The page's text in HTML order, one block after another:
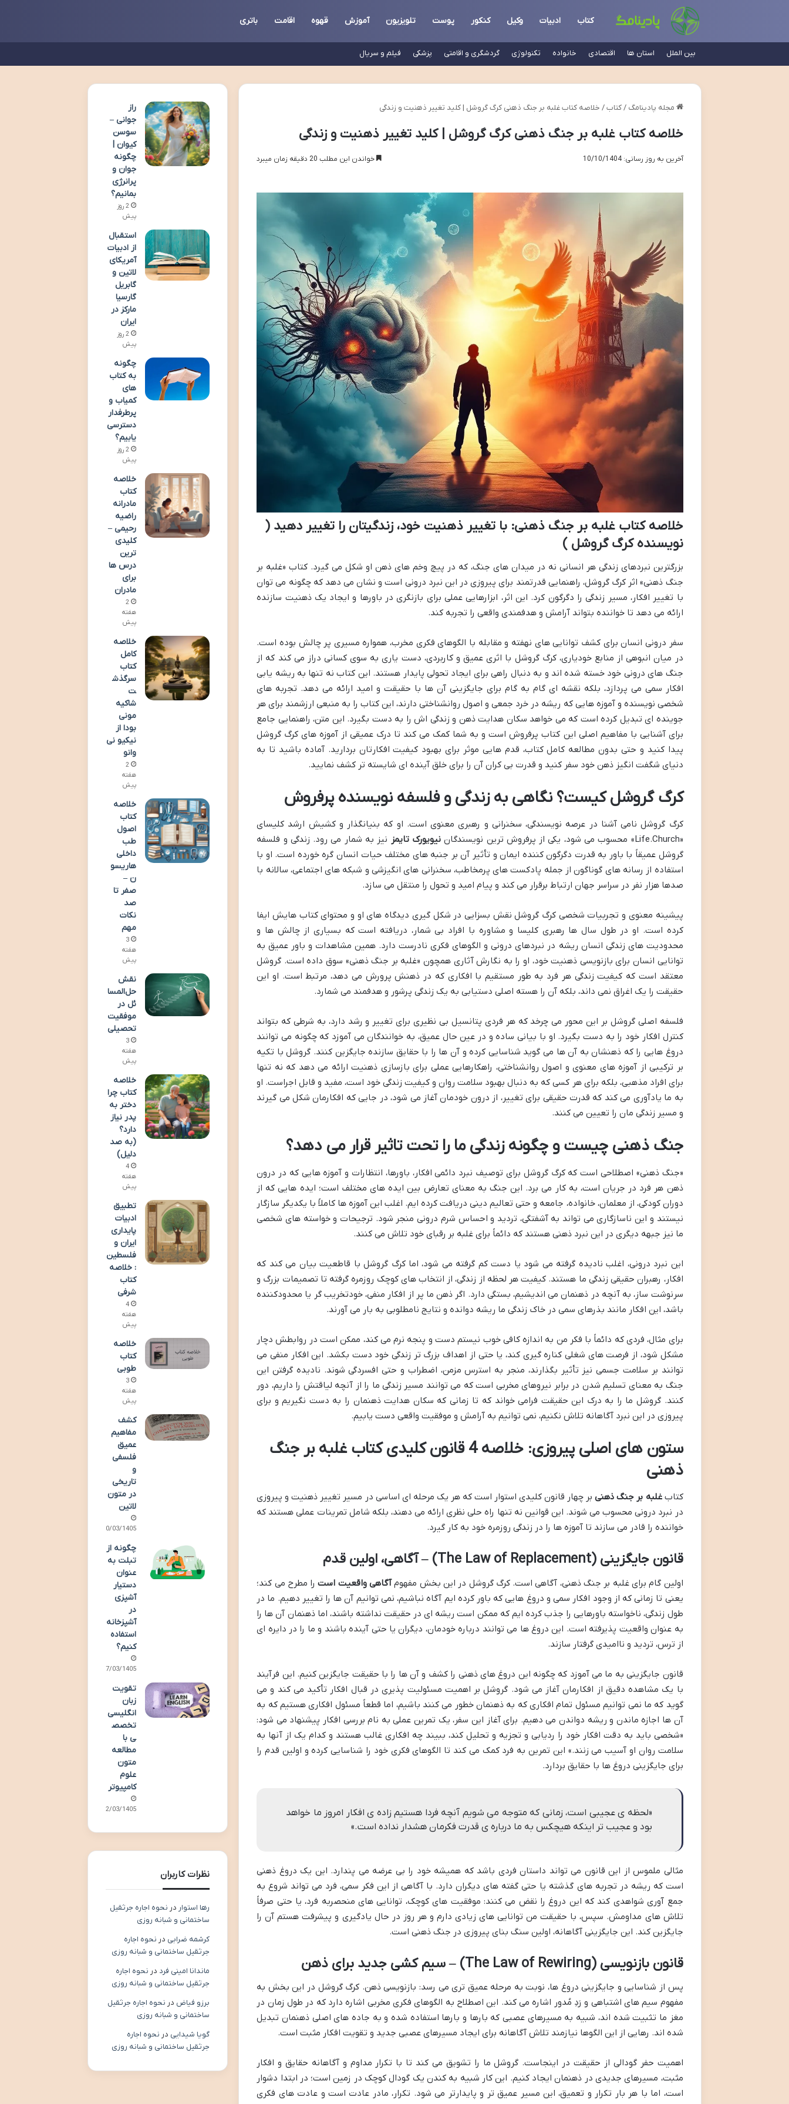
کتاب ادبیات وکیل کنکور پوست تلویزیون آموزش قهوه اقامت باتری
بین الملل استان ها اقتصادی خانواده تکنولوژی گردشگری و اقامتی پزشکی فیلم و سریال
مجله پادینامگ / کتاب / خلاصه کتاب غلبه بر جنگ ذهنی کرگ گروشل | کلید تغییر ذهنیت و زندگی
خلاصه کتاب غلبه بر جنگ ذهنی کرگ گروشل | کلید تغییر ذهنیت و زندگی
آخرین به روز رسانی: 10/10/1404 خواندن این مطلب 20 دقیقه زمان میبرد
خلاصه کتاب غلبه بر جنگ ذهنی: با تغییر ذهنیت خود، زندگیتان را تغییر دهید (
نویسنده کرگ گروشل )
بزرگترین نبردهای زندگی هر انسانی نه در میدان های جنگ، که در پیچ وخم های ذهن او شکل می گیرد. کتاب «غلبه بر
جنگ ذهنی» اثر کرگ گروشل، راهنمایی قدرتمند برای پیروزی در این نبرد درونی است و نشان می دهد که چگونه می توان
با تغییر افکار، مسیر زندگی را دگرگون کرد. این اثر، ابزارهایی عملی برای بازنگری در باورها و ایجاد یک ذهنیت سازنده
ارائه می دهد تا خواننده بتواند آرامش و هدفمندی واقعی را تجربه کند.
سفر درونی انسان برای کشف توانایی های نهفته و مقابله با الگوهای فکری مخرب، همواره مسیری پر چالش بوده است.
در میان انبوهی از منابع خودیاری، کرگ گروشل با اثری عمیق و کاربردی، دست یاری به سوی کسانی دراز می کند که از
جنگ های درونی خود خسته شده اند و به دنبال راهی برای ایجاد تحولی پایدار هستند. این کتاب نه تنها به ریشه یابی
افکار سمی می پردازد، بلکه نقشه ای گام به گام برای جایگزینی آن ها با حقیقت و امید ارائه می دهد. تجربه های
شخصی نویسنده و آموزه هایی که ریشه در خرد جمعی و اصول روانشناختی دارند، این کتاب را به منبعی ارزشمند برای هر
جوینده ای تبدیل کرده است که می خواهد سکان هدایت ذهن و زندگی اش را به دست بگیرد. این متن، راهنمایی جامع
برای آشنایی با مفاهیم اصلی این کتاب پرفروش است و به شما کمک می کند تا درک عمیقی از آموزه های کرگ گروشل
پیدا کنید و حتی بدون مطالعه کامل کتاب، قدم هایی موثر برای بهبود کیفیت افکارتان بردارید. آماده باشید تا به
دنیای شگفت انگیز ذهن خود سفر کنید و قدرت بی کران آن را برای خلق آینده ای شایسته تر کشف نمایید.
کرگ گروشل کیست؟ نگاهی به زندگی و فلسفه نویسنده پرفروش
کرگ گروشل نامی آشنا در عرصه نویسندگی، سخنرانی و رهبری معنوی است. او که بنیانگذار و کشیش ارشد کلیسای
«Life.Church» محسوب می شود، یکی از پرفروش ترین نویسندگان
نیویورک تایمز نیز به شمار می رود. زندگی و فلسفه
گروشل عمیقاً با باور به قدرت دگرگون کننده ایمان و تأثیر آن بر جنبه های مختلف حیات انسان گره خورده است. او با
استفاده از رسانه های گوناگون از جمله پادکست های پرمخاطب، سخنرانی های انگیزشی و شبکه های اجتماعی، سالانه با
صدها هزار نفر در سراسر جهان ارتباط برقرار می کند و پیام امید و تحول را منتقل می سازد.
پیشینه معنوی و تجربیات شخصی کرگ گروشل نقش بسزایی در شکل گیری دیدگاه های او و محتوای کتاب هایش ایفا
کرده است. او در طول سال ها رهبری کلیسا و مشاوره با افراد بی شمار، دریافته است که بسیاری از چالش ها و
محدودیت های زندگی انسان ریشه در نبردهای درونی و الگوهای فکری نادرست دارد. همین مشاهدات و باور عمیق به
توانایی انسان برای بازنویسی ذهنیت خود، او را به نگارش آثاری همچون «غلبه بر جنگ ذهنی» سوق داده است. گروشل
معتقد است که کیفیت زندگی هر فرد به طور مستقیم با افکاری که در ذهنش پرورش می دهد، مرتبط است. او این
حقیقت را یک اغراق نمی داند، بلکه آن را هسته اصلی دستیابی به یک زندگی پرشور و هدفمند می شمارد.
فلسفه اصلی گروشل بر این محور می چرخد که هر فردی پتانسیل بی نظیری برای تغییر و رشد دارد، به شرطی که بتواند
کنترل افکار خود را به دست بگیرد. او با بیانی ساده و در عین حال عمیق، به خوانندگان می آموزد که چگونه می توانند
دروغ هایی را که ذهنشان به آن ها می گوید شناسایی کرده و آن ها را با حقایق سازنده جایگزین کنند. گروشل با تکیه
بر ترکیبی از آموزه های معنوی و اصول روانشناختی، راهکارهایی عملی برای بازسازی ذهنیت ارائه می دهد که نه تنها
برای افراد مذهبی، بلکه برای هر کسی که به دنبال بهبود سلامت روان و کیفیت زندگی خود است، مفید و قابل اجراست. او
به ما یادآوری می کند که قدرت حقیقی برای تغییر، از درون خودمان آغاز می شود، در جایی که افکارمان شکل می گیرند
و مسیر زندگی مان را تعیین می کنند.
جنگ ذهنی چیست و چگونه زندگی ما را تحت تاثیر قرار می دهد؟
«جنگ ذهنی» اصطلاحی است که کرگ گروشل برای توصیف نبرد دائمی افکار، باورها، انتظارات و آموزه هایی که در درون
ذهن هر فرد در جریان است، به کار می برد. این جنگ به معنای تعارض بین ایده های مختلف است؛ ایده هایی که از
دوران کودکی، از معلمان، خانواده، جامعه و حتی تعالیم دینی دریافت کرده ایم. اغلب این آموزه ها کاملاً با یکدیگر سازگار
نیستند و این ناسازگاری می تواند به آشفتگی، تردید و احساس شرم درونی منجر شود. ترجیحات و خواسته های شخصی
ما نیز جبهه دیگری در این نبرد ذهنی هستند که دائماً برای غلبه بر رقبای خود تلاش می کنند.
این نبرد درونی، اغلب نادیده گرفته می شود یا دست کم گرفته می شود، اما کرگ گروشل با قاطعیت بیان می کند که
افکار، رهبران حقیقی زندگی ما هستند. کیفیت هر لحظه از زندگی، از انتخاب های کوچک روزمره گرفته تا تصمیمات بزرگ و
سرنوشت ساز، به آنچه در ذهنمان می اندیشیم، بستگی دارد. اگر ذهن ما پر از افکار منفی، خودتخریب گر یا محدودکننده
باشد، این افکار مانند بذرهای سمی در خاک زندگی ما ریشه دوانده و نتایج نامطلوبی به بار می آورند.
برای مثال، فردی که دائماً با فکر من به اندازه کافی خوب نیستم دست و پنجه نرم می کند، ممکن است در روابطش دچار
مشکل شود، از فرصت های شغلی کناره گیری کند، یا حتی از اهداف بزرگ تر زندگی خود دست بکشد. این افکار منفی می
توانند بر سلامت جسمی نیز تأثیر بگذارند، منجر به استرس مزمن، اضطراب و حتی افسردگی شوند. نادیده گرفتن این
جنگ به معنای تسلیم شدن در برابر نیروهای مخربی است که می توانند مسیر زندگی ما را از آنچه لیاقتش را داریم، دور
کنند. گروشل ما را به درک این حقیقت فرامی خواند که تا زمانی که سکان هدایت ذهنمان را به دست نگیریم و برای
پیروزی در این نبرد آگاهانه تلاش نکنیم، نمی توانیم به آرامش و موفقیت واقعی دست یابیم.
ستون های اصلی پیروزی: خلاصه 4 قانون کلیدی کتاب غلبه بر جنگ
ذهنی
کتابغلبه بر جنگ ذهنیبر چهار قانون کلیدی استوار است که هر یک مرحله ای اساسی در مسیر تغییر ذهنیت و پیروزی
در نبرد درونی محسوب می شوند. این قوانین نه تنها راه حلی نظری ارائه می دهند، بلکه شامل تمرینات عملی هستند که
خواننده را قادر می سازند تا آموزه ها را در زندگی روزمره خود به کار گیرد.
قانون جایگزینی (The Law of Replacement) – آگاهی، اولین قدم
اولین گام برای غلبه بر جنگ ذهنی، آگاهی است. کرگ گروشل در این بخش مفهومآگاهی واقعیت استرا مطرح می کند؛
یعنی تا زمانی که از وجود افکار سمی و دروغ هایی که باور کرده ایم آگاه نباشیم، نمی توانیم آن ها را تغییر دهیم. ما در
طول زندگی، ناخواسته باورهایی را جذب کرده ایم که ممکن است ریشه ای در حقیقت نداشته باشند، اما ذهنمان آن ها را
به عنوان واقعیت پذیرفته است. این دروغ ها می توانند درباره خودمان، دیگران یا حتی آینده باشند و ما را در دایره ای
از ترس، تردید و ناامیدی گرفتار سازند.
قانون جایگزینی به ما می آموزد که چگونه این دروغ های ذهنی را کشف و آن ها را با حقیقت جایگزین کنیم. این فرآیند
با یک مشاهده دقیق از افکارمان آغاز می شود. گروشل بر اهمیت مسئولیت پذیری در قبال افکار تأکید می کند و می
گوید که ما نمی توانیم مسئول تمام افکاری که به ذهنمان خطور می کنند باشیم، اما قطعاً مسئول افکاری هستیم که به
آن ها اجازه ماندن و ریشه دواندن می دهیم. برای آغاز این سفر، یک تمرین عملی به نام بررسی افکار پیشنهاد می شود:
«شخصی باید به دقت افکار خود را ردیابی و تجزیه و تحلیل کند، ببیند چه افکاری غالب هستند و کدام یک از آنها به
سلامت روان او آسیب می زنند.» این تمرین به فرد کمک می کند تا الگوهای فکری خود را شناسایی کرده و اولین قدم را
برای جایگزینی دروغ ها با حقایق بردارد.
«لحظه ی عجیبی است، زمانی که متوجه می شویم آنچه فردا هستیم زاده ی افکار امروز ما خواهد
بود و عجیب تر اینکه هیچکس به ما درباره ی قدرت فکرمان هشدار نداده است.»
مثالی ملموس از این قانون می تواند داستان فردی باشد که همیشه خود را بی عرضه می پندارد. این یک دروغ ذهنی
است که ریشه در تجربه های گذشته یا حتی گفته های دیگران دارد. با آگاهی از این فکر سمی، فرد می تواند شروع به
جمع آوری شواهدی کند که این دروغ را نقض می کنند: موفقیت های کوچک، توانایی های منحصربه فرد، یا حتی صرفاً
تلاش های مداومش. سپس، با حقیقت من توانایی های زیادی دارم و هر روز در حال یادگیری و پیشرفت هستم آن را
جایگزین کند. این جایگزینی آگاهانه، اولین سنگ بنای پیروزی در جنگ ذهنی است.
قانون بازنویسی (The Law of Rewiring) – سیم کشی جدید برای ذهن
پس از شناسایی و جایگزینی دروغ ها، نوبت به مرحله عمیق تری می رسد: بازنویسی ذهن. کرگ گروشل در این بخش به
مفهوم سیم های اشتباهی و رَدِ مُدور اشاره می کند. این اصطلاح به الگوهای فکری مخربی اشاره دارد که در طول زمان در
مغز ما تثبیت شده اند، شبیه به مسیرهای عصبی که بارها و بارها استفاده شده و به جاده های اصلی ذهنمان تبدیل
شده اند. رهایی از این الگوها نیازمند تلاش آگاهانه برای ایجاد مسیرهای عصبی جدید و تقویت افکار مثبت است.
اهمیت حفر گودالی از حقیقت در اینجاست. گروشل ما را تشویق می کند تا با تکرار مداوم و آگاهانه حقایق و افکار
مثبت، مسیرهای جدیدی در ذهنمان ایجاد کنیم. این کار شبیه به کندن یک گودال کوچک در زمین است؛ در ابتدا دشوار
است، اما با هر بار تکرار و تعمیق، این مسیر عمیق تر و پایدارتر می شود. تکرار، مادر عادت است و عادت های فکری
راز
جوانی –
سوسن
کیوان |
چگونه
جوان و
پرانرژی
بمانیم؟
2 روز
پیش
استقبال
از ادبیات
آمریکای
لاتین و
گابریل
گارسیا
مارکز در
ایران
2 روز
پیش
چگونه
به کتاب
های
کمیاب و
پرطرفدار
دسترسی
یابیم؟
2 روز
پیش
خلاصه
کتاب
مادرانه
راضیه
رحیمی –
کلیدی
ترین
درس ها
برای
مادران
2
هفته
پیش
خلاصه
کامل
کتاب
سرگذش
ت
شاکیه
مونی
بودا از
نیکیو نی
وانو
2
هفته
پیش
خلاصه
کتاب
اصول
طب
داخلی
هاریسو
ن –
صفر تا
صد
نکات
مهم
3
هفته
پیش
نقش
حل‌المسا
ئل در
موفقیت
تحصیلی
3
هفته
پیش
خلاصه
کتاب چرا
دختر به
پدر نیاز
دارد؟
(به صد
دلیل)
4
هفته
پیش
تطبیق
ادبیات
پایداری
ایران و
فلسطین
: خلاصه
کتاب
شرفی
4
هفته
پیش
خلاصه
کتاب
طوبی
3
هفته
پیش
کشف
مفاهیم
عمیق
فلسفی
و
تاریخی
در متون
لاتین
20/03/1405
چگونه از
تبلت به
عنوان
دستیار
آشپزی
در
آشپزخانه
استفاده
کنیم؟
07/03/1405
تقویت
زبان
انگلیسی
تخصص
ی با
مطالعه
متون
علوم
کامپیوتر
02/03/1405
نظرات کاربران
رها استوار در نحوه اجاره جرثقیل
ساختمانی و شبانه روزی
کرشمه ضرابی در نحوه اجاره
جرثقیل ساختمانی و شبانه روزی
ماندانا امینی فرد در نحوه اجاره
جرثقیل ساختمانی و شبانه روزی
برزو فیاض در نحوه اجاره جرثقیل
ساختمانی و شبانه روزی
گویا شیدایی در نحوه اجاره
جرثقیل ساختمانی و شبانه روزی